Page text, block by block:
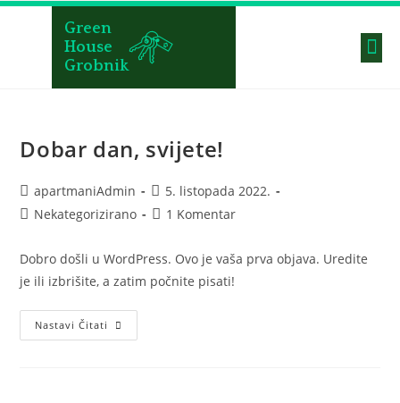
Green
House
Grobnik
Dobar dan, svijete!
apartmaniAdmin
5. listopada 2022.
Nekategorizirano
1 Komentar
Dobro došli u WordPress. Ovo je vaša prva objava. Uredite
je ili izbrišite, a zatim počnite pisati!
Nastavi Čitati